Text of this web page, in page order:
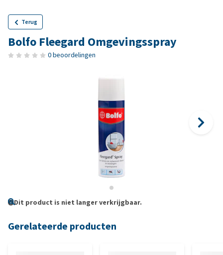
Terug
Bolfo Fleegard Omgevingsspray
0 beoordelingen
Dit product is niet langer verkrijgbaar.
Gerelateerde producten